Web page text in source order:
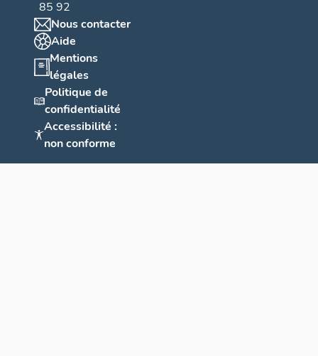
85 92
Nous contacter
Aide
Mentions
légales
Politique de
confidentialité
Accessibilité :
non conforme